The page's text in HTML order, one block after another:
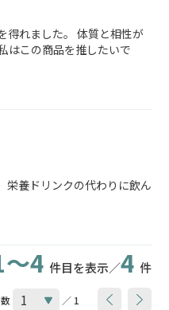
得れました。 体質と相性が
はこの商品を推したいで
栄養ドリンクの代わりに飲ん
～4 件目を表示／4 件
／ 1